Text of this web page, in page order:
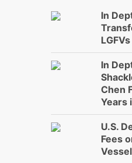
In
LGFVs
In
Chen
Years
U.S.
Fees